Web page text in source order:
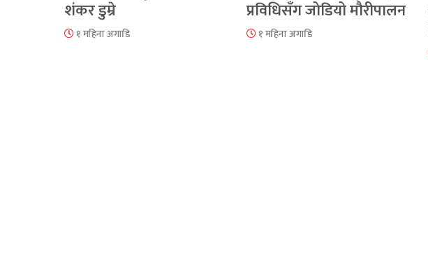
शंकर डुम्रे
१ महिना अगाडि
प्रविधिसँग जोडियो मौरीपालन
१ महिना अगाडि